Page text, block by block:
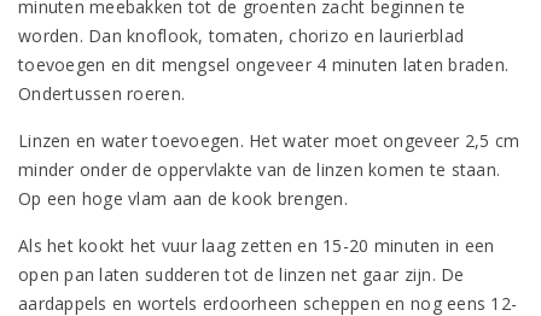
minuten meebakken tot de groenten zacht beginnen te
worden. Dan knoflook, tomaten, chorizo en laurierblad
toevoegen en dit mengsel ongeveer 4 minuten laten braden.
Ondertussen roeren.
Linzen en water toevoegen. Het water moet ongeveer 2,5 cm
minder onder de oppervlakte van de linzen komen te staan.
Op een hoge vlam aan de kook brengen.
Als het kookt het vuur laag zetten en 15-20 minuten in een
open pan laten sudderen tot de linzen net gaar zijn. De
aardappels en wortels erdoorheen scheppen en nog eens 12-